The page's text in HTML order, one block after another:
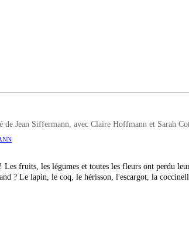
Jean Siffermann, avec Claire Hoffmann et Sarah
fruits, les légumes et toutes les fleurs ont perdu
? Le lapin, le coq, le hérisson, l'escargot, la